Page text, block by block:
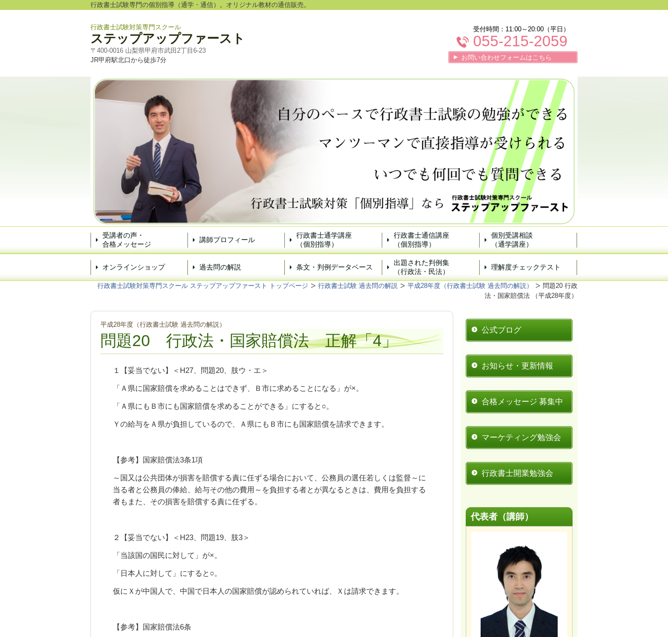
行政書士試験専門の個別指導（通学・通信）。オリジナル教材の通信販売。
行政書士試験対策専門スクール
ステップアップファースト
〒400-0016 山梨県甲府市武田2丁目6-23
JR甲府駅北口から徒歩7分
受付時間：11:00～20:00（平日）
055-215-2059
お問い合わせフォームはこちら
受講者の声・
合格メッセージ
講師プロフィール
行政書士通学講座
（個別指導）
行政書士通信講座
（個別指導）
個別受講相談
（通学講座）
オンラインショップ 過去問の解説 条文・判例データベース
出題された判例集
（行政法・民法）
理解度チェックテスト
行政書士試験対策専門スクール ステップアップファースト トップページ 行政書士試験 過去問の解説 平成28年度（行政書士試験 過去問の解説）
問題20 行政
法・国家賠償法 （平成28年度）
平成28年度（行政書士試験 過去問の解説）
問題20 行政法・国家賠償法 正解「4」
１【妥当でない】＜H27、問題20、肢ウ・エ＞
「Ａ県に国家賠償を求めることはできず、Ｂ市に求めることになる」が×。
「Ａ県にもＢ市にも国家賠償を求めることができる」にすると○。
Ｙの給与をＡ県が負担しているので、Ａ県にもＢ市にも国家賠償を請求できます。
【参考】国家賠償法3条1項
～国又は公共団体が損害を賠償する責に任ずる場合において、公務員の選任若しくは監督～に
当る者と公務員の俸給、給与その他の費用～を負担する者とが異なるときは、費用を負担する
者もまた、その損害を賠償する責に任ずる。
２【妥当でない】＜H23、問題19、肢3＞
「当該国の国民に対して」が×。
「日本人に対して」にすると○。
仮にＸが中国人で、中国で日本人の国家賠償が認められていれば、Ｘは請求できます。
【参考】国家賠償法6条
公式ブログ
お知らせ・更新情報
合格メッセージ 募集中
マーケティング勉強会
行政書士開業勉強会
代表者（講師）